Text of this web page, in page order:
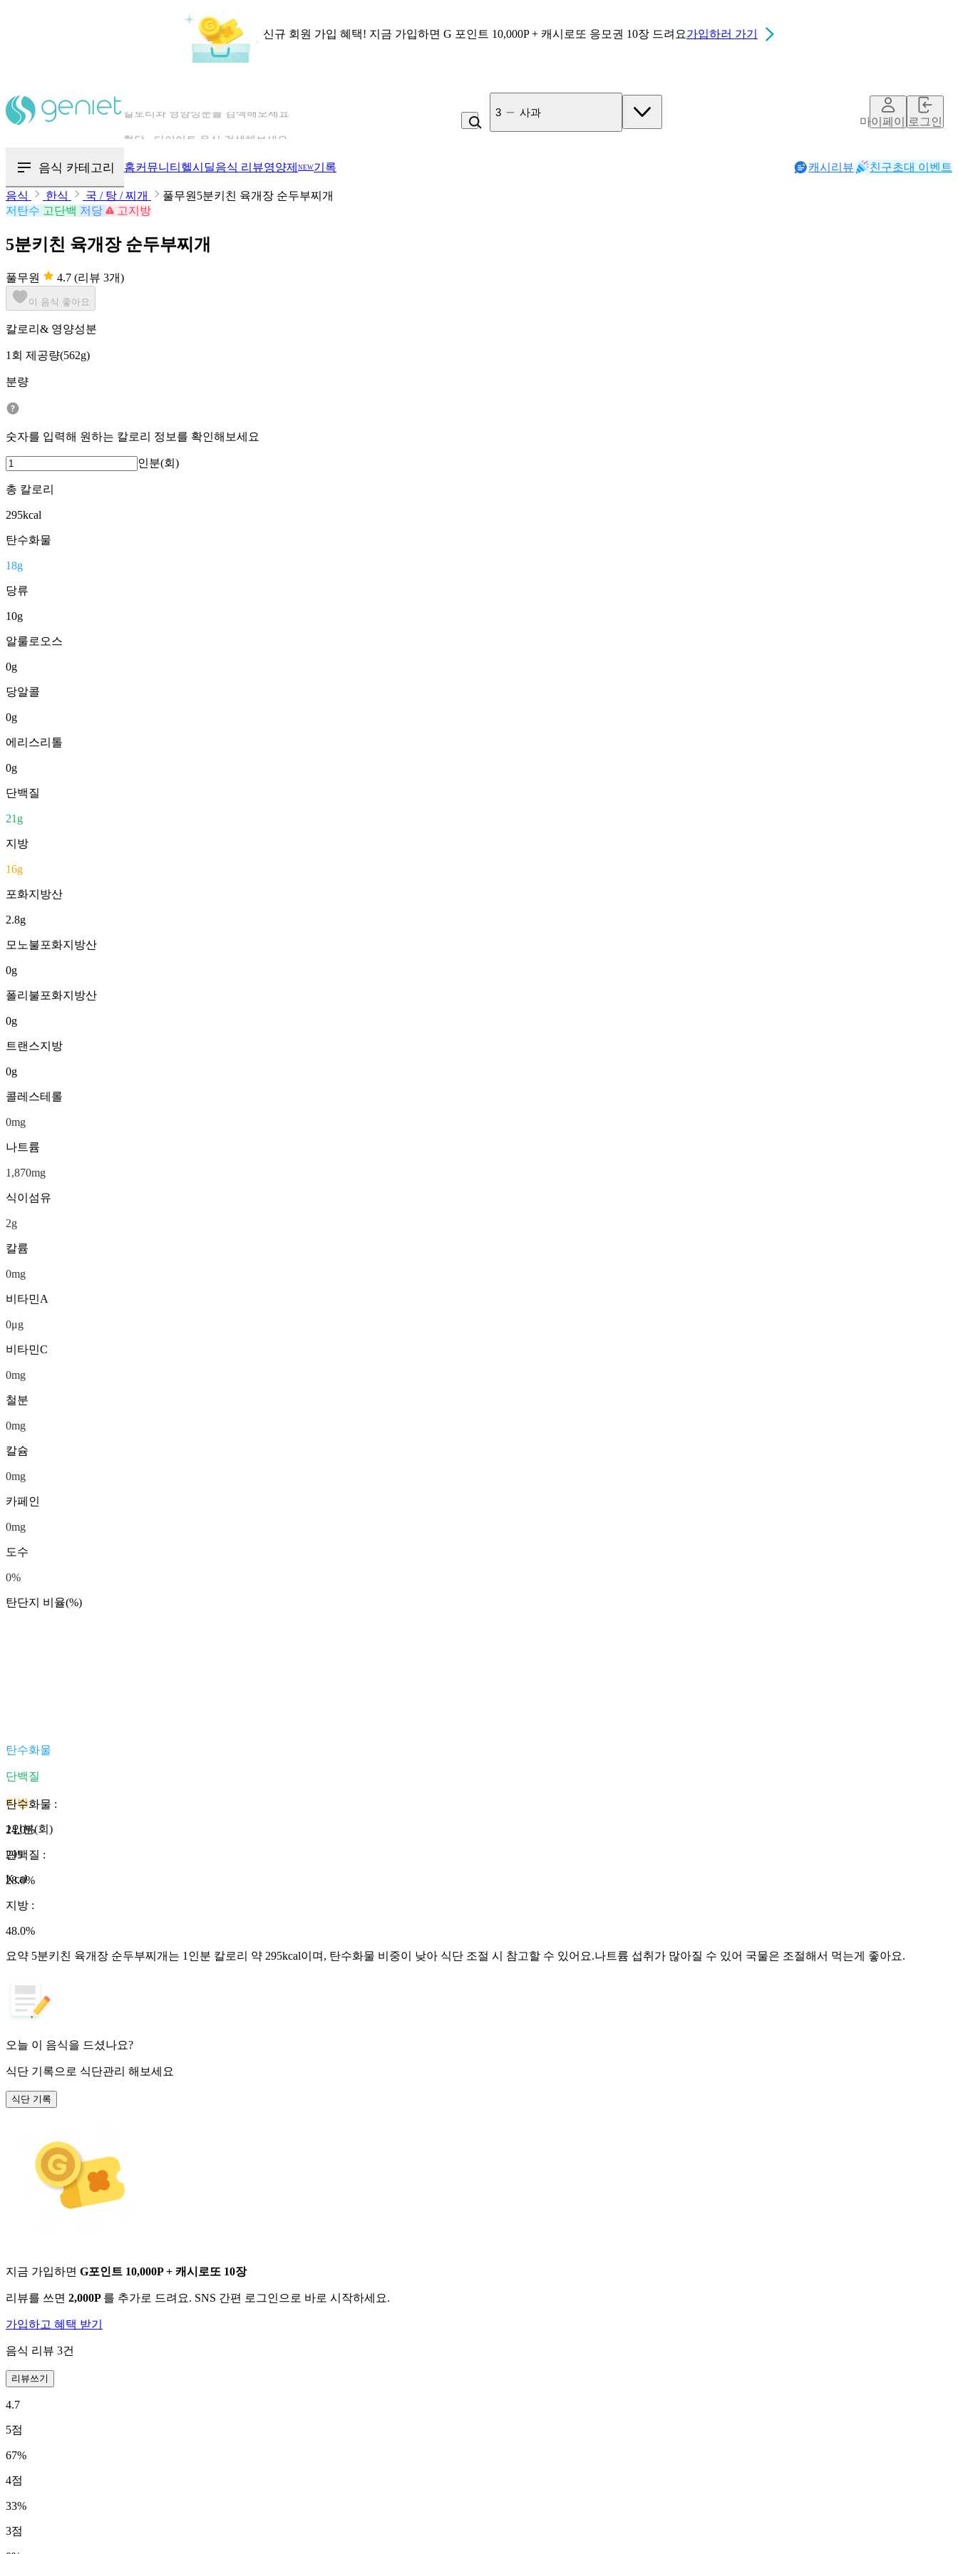
신규 회원 가입 혜택! 지금 가입하면 G 포인트 10,000P + 캐시로또 응모권 10장 드려요가입하러 가기
3 사과
마이페이지로그인
음식 카테고리 홈커뮤니티 헬시딜음식 리뷰영양제 NEW기록 캐시리뷰 친구초대 이벤트
음식 한식 국 / 탕 / 찌개
풀무원5분키친 육개장 순두부찌개
저탄수 고단백 저당 고지방
5분키친 육개장 순두부찌개
풀무원 4.7 (리뷰 3개)
이 음식 좋아요
칼로리& 영양성분
1회 제공량(562g)
분량
숫자를 입력해 원하는 칼로리 정보를 확인해보세요
인분(회)
총 칼로리
295kcal
탄수화물
18g
당류
10g
알룰로오스
0g
당알콜
0g
에리스리톨
0g
단백질
21 g
지방
16g
포화지방산
2.8g
모노불포화지방산
0g
폴리불포화지방산
0g
트랜스지방
0g
콜레스테롤
0mg
나트륨
1,870mg
식이섬유
2g
칼륨
0mg
비타민A
0μg
비타민C
0mg
철분
0mg
칼슘
0mg
카페인
0mg
도수
0%
탄단지 비율(%)
탄수화물
단백질
지방
1인분(회)
295
Kcal
탄수화물 :
24.0%
단백질 :
28.0%
지방 :
48.0%
요약 5분키친 육개장 순두부찌개는 1인분 칼로리 약 295kcal이며, 탄수화물 비중이 낮아 식단 조절 시 참고할 수 있어요.나트륨 섭취가 많아질 수 있어 국물은 조절해서 먹는게 좋아요.
오늘 이 음식을 드셨나요?
식단 기록으로 식단관리 해보세요
식단 기록
지금 가입하면 G포인트 10,000P + 캐시로또 10장
리뷰를 쓰면 2,000P 를 추가로 드려요. SNS 간편 로그인으로 바로 시작하세요.
가입하고 혜택 받기
음식 리뷰 3건
리뷰쓰기
4.7
5점
67%
4점
33%
3점